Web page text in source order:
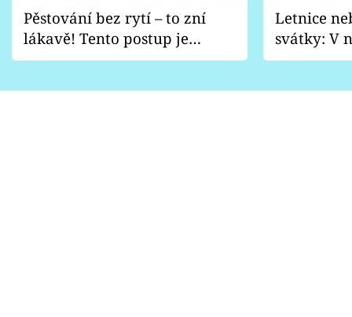
Pěstování bez rytí – to zní
lákavě! Tento postup je
vhodný jen pro některé
Letnice
svátky: V
pondělí